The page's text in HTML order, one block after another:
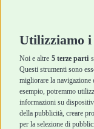
Utilizziamo i
Noi e altre 5 terze parti
Questi strumenti sono
migliorare la
esempio, potremmo
informazioni su
della pubblicità, creare
per la selezione di
Igiene e Pulizia
Accessori
Cani Mini
Top Quality
Robinson Pet